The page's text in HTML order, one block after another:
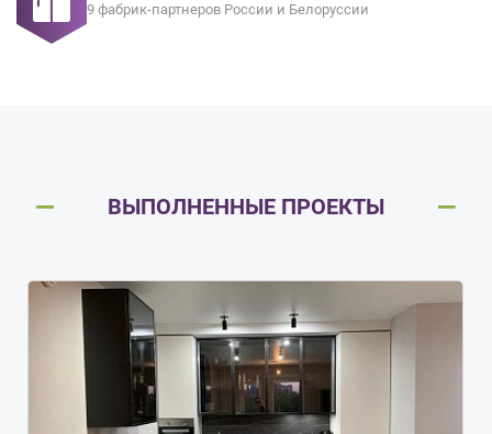
9 фабрик-партнеров России и Белоруссии
ВЫПОЛНЕННЫЕ ПРОЕКТЫ